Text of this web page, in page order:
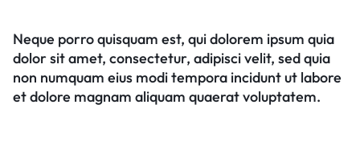
Neque porro quisquam est, qui dolorem ipsum quia
dolor sit amet, consectetur, adipisci velit, sed quia
non numquam eius modi tempora incidunt ut labore
et dolore magnam aliquam quaerat voluptatem.